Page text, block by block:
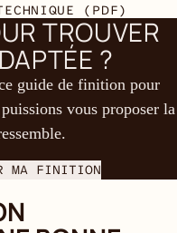
(PDF)
TROUVER
?
guide de finition pour
vous proposer la
MA FINITION